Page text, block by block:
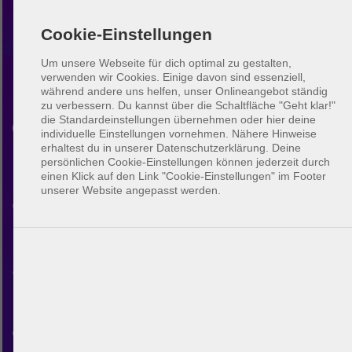
Cookie-Einstellungen
Um unsere Webseite für dich optimal zu gestalten,
verwenden wir Cookies. Einige davon sind essenziell,
während andere uns helfen, unser Onlineangebot ständig
zu verbessern.
Du kannst über die Schaltfläche "Geht klar!"
die Standardeinstellungen übernehmen oder hier deine
individuelle Einstellungen vornehmen. Nähere Hinweise
erhaltest du in unserer Datenschutzerklärung. Deine
persönlichen Cookie-Einstellungen können jederzeit durch
einen Klick auf den Link "Cookie-Einstellungen" im Footer
unserer Website angepasst werden.
Beachvolleyball Palm
Coast
Entdecke die Beachvolleyball-
Community in Palm Coast. Mit
anderen Spielern verbinden,
deine eigenen Spiele planen